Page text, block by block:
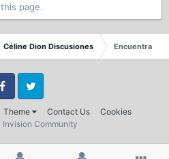
page.
Céline Dion Discusiones Encuentra las
Theme Contact Us Cookies
Twitter
Invision Community